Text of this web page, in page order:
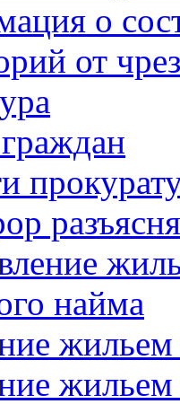
о
от
найма